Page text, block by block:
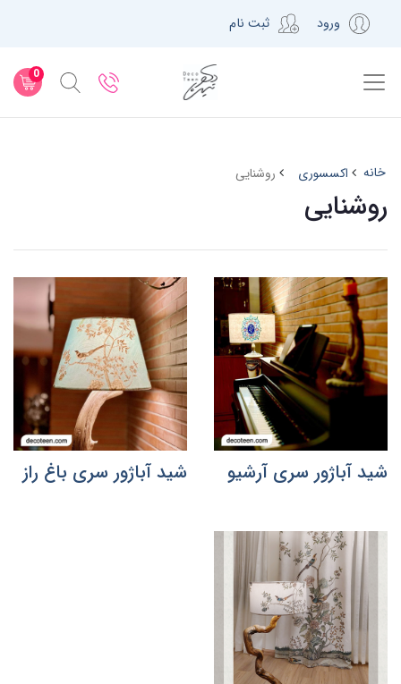
ورود ثبت نام
0
خانه اکسسوری روشنایی
روشنایی
شید آباژور سری آرشیو شید آباژور سری باغ راز